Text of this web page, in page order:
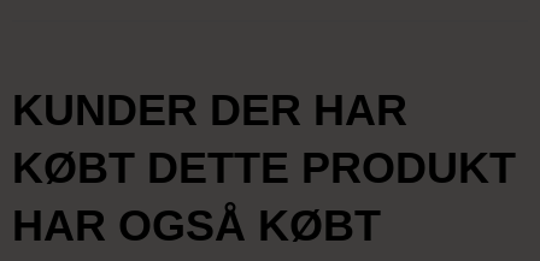
KUNDER DER HAR
KØBT DETTE PRODUKT
HAR OGSÅ KØBT